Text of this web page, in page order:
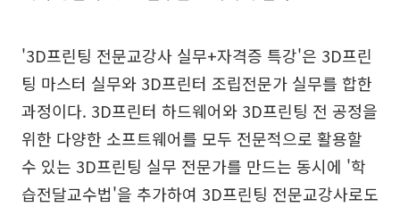
'3D프린팅 전문교강사 실무+자격증 특강'은 3D프린
팅 마스터 실무와 3D프린터 조립전문가 실무를 합한
과정이다. 3D프린터 하드웨어와 3D프린팅 전 공정을
위한 다양한 소프트웨어를 모두 전문적으로 활용할
수 있는 3D프린팅 실무 전문가를 만드는 동시에 '학
습전달교수법'을 추가하여 3D프린팅 전문교강사로도